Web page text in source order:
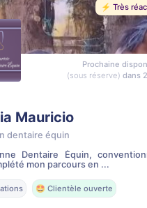
⚡️ Très
Prochaine
(sous réserve) dans
Mauricio
dentaire équin
Dentaire Équin,
mon parcours en ...
🤩 Clientèle ouverte